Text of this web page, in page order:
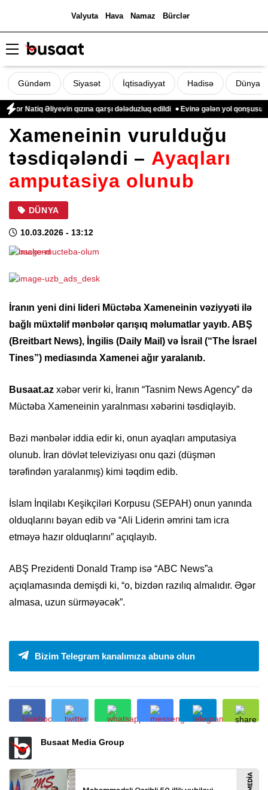
Valyuta Hava Namaz Bürclər
Gündəm Siyasət İqtisadiyyat Hadisə Dünya
Natiq Əliyevin qızına qarşı dələduzluq edildi Evinə gələn yol qonşusu
Xameneinin vurulduğu
təsdiqələndi – Ayaqları
amputasiya olunub
DÜNYA
10.03.2026 - 13:12
İranın yeni dini lideri Müctəba Xameneinin vəziyyəti ilə
bağlı müxtəlif mənbələr qarışıq məlumatlar yayıb. ABŞ
(Breitbart News), İngilis (Daily Mail) və İsrail (“The İsrael
Tines”) mediasında Xamenei ağır yaralanıb.
Busaat.az xəbər verir ki, İranın “Tasnim News Agency” də
Müctəba Xameneinin yaralnması xəbərini təsdiqləyib.
Bəzi mənbələr iddia edir ki, onun ayaqları amputasiya
olunub. İran dövlət televiziyası onu qazi (düşmən
tərəfindən yaralanmış) kimi təqdim edib.
İslam İnqilabı Keşikçiləri Korpusu (SEPAH) onun yanında
olduqlarını bəyan edib və “Ali Liderin əmrini tam icra
etməyə hazır olduqlarını” açıqlayıb.
ABŞ Prezidenti Donald Tramp isə “ABC News”a
açıqlamasında demişdi ki, “o, bizdən razılıq almalıdır. Əgər
almasa, uzun sürməyəcək”.
Bizim Telegram kanalımıza abunə olun
Busaat Media Group